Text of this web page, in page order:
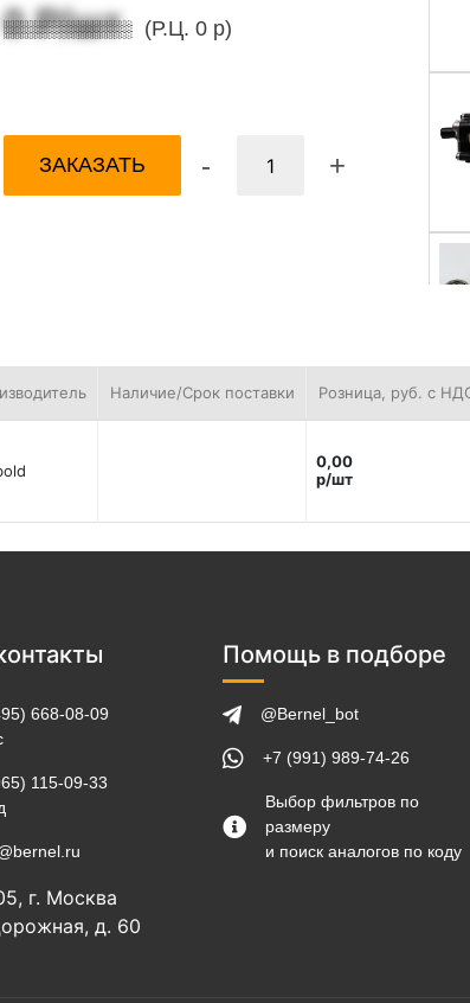
0 Р/шт (Р.Ц. 0 р)
ЗАКАЗАТЬ - +
Наличие/Срок поставки Розница, руб. с
0,00
р/шт
668-08-09
115-09-33
г. Москва
д. 60
Помощь в подборе
@Bernel_bot
+7 (991) 989-74-26
Выбор фильтров по
размеру
и поиск аналогов по коду